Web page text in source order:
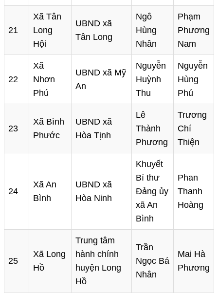
21
Xã Tân
Long
Hội
UBND xã
Tân Long
Ngô
Hùng
Nhân
Phạm
Phương
Nam
22
Xã
Nhơn
Phú
UBND xã Mỹ
An
Nguyễn
Huỳnh
Thu
Nguyễn
Hùng
Phú
23
Xã Bình
Phước
UBND xã
Hòa Tịnh
Lê
Thành
Phương
Trương
Chí
Thiện
24
Xã An
Bình
UBND xã
Hòa Ninh
Khuyết
Bí thư
Đảng ủy
xã An
Bình
Phan
Thanh
Hoàng
25
Xã Long
Hồ
Trung tâm
hành chính
huyện Long
Hồ
Trần
Ngọc Bá
Nhân
Mai Hà
Phương